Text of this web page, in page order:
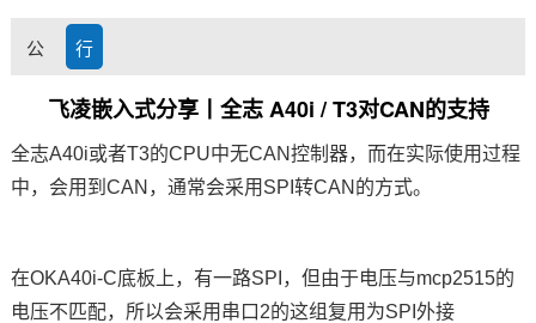
技术与支持
在线文档
方案定制
天猫商城
公
动
态
行
业
资
讯
飞凌嵌入式分享丨全志 A40i / T3对CAN的支持
全志A40i或者T3的CPU中无CAN控制器，而在实际使用过程
中，会用到CAN，通常会采用 SPI 转CAN的方式。
在OKA40i-C底板上，有一路SPI，但由于电压与mcp2515的
电压不匹配，所以会采用串口2的这组复用为SPI外接